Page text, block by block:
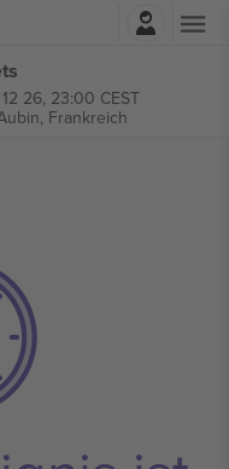
26, 23:00 CEST
Frankreich